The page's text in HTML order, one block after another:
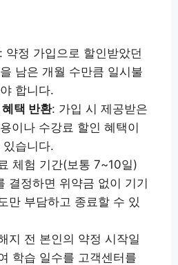
약정 가입으로 할인받았던
남은 개월 수만큼 일시불
합니다.
택 반환: 가입 시 제공받은
이나 수강료 할인 혜택이
있습니다.
체험 기간(보통 7~10일)
결정하면 위약금 없이 기기
만 부담하고 종료할 수 있
지 전 본인의 약정 시작일
학습 일수를 고객센터를